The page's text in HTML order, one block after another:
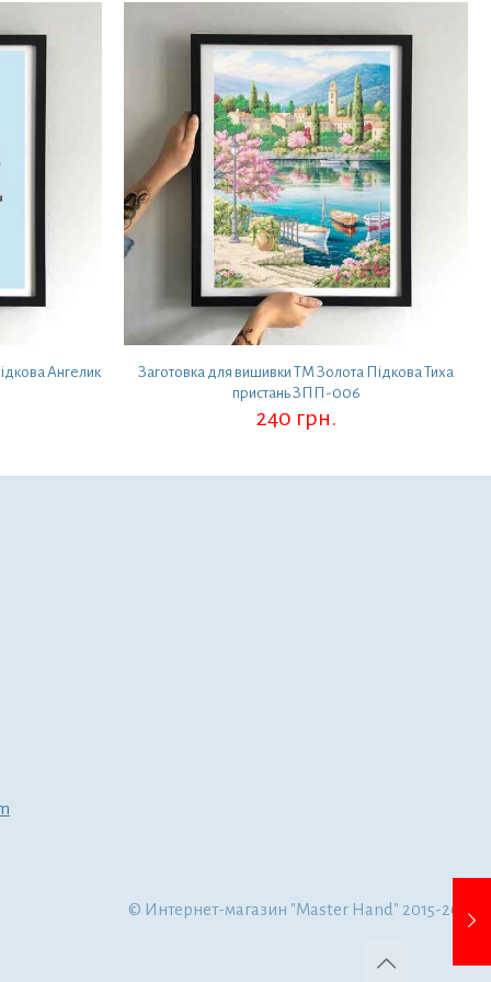
Ангелик
Заготовка для вишивки ТМ Золота Підкова Тиха
пристань ЗПП-006
240 грн.
© Интернет-магазин "Master Hand" 2015-2022